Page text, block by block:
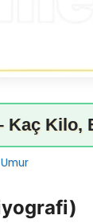
Kaç Kilo,